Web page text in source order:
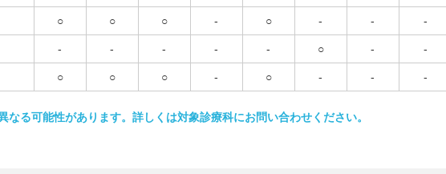
○ ○ ○ - ○ - - -
- - - - - ○ - -
○ ○ ○ - ○ - - -
なる可能性があります。詳しくは対象診療科にお問い合わせください。